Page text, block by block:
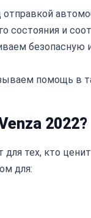
отправкой
состояния и
безопасную
помощь в
2022?
для тех, кто
для: